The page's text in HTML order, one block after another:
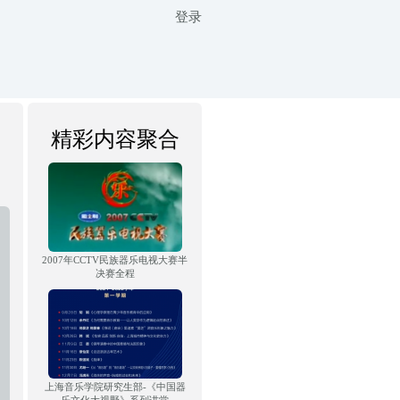
登录
精彩内容聚合
2007年CCTV民族器乐电视大赛半
决赛全程
上海音乐学院研究生部-《中国器